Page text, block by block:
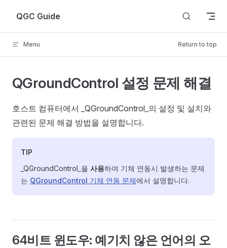
Skip to content
QGC Guide
Menu Return to top
QGroundControl 설정 문제 해결
호스트 컴퓨터에서 _QGroundControl_의 설정 및 설치와
관련된 문제 해결 방법을 설명합니다.
TIP
_QGroundControl_을 사용하여 기체 연동시 발생하는 문제
는 QGroundControl 기체 연동 문제에서 설명합니다.
64비트 윈도우: 예기치 않은 언어의 오